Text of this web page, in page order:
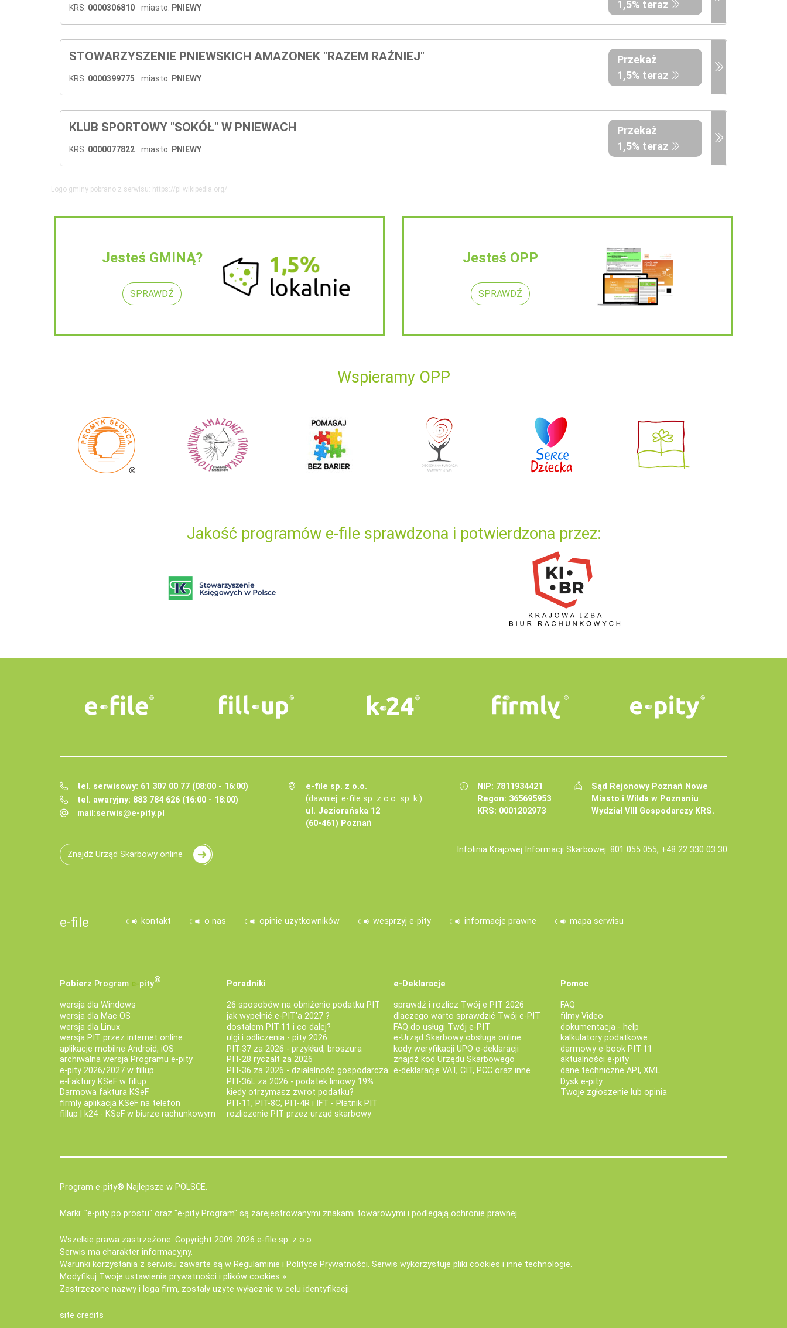
KRS: 0000306810 miasto: PNIEWY
1,5% teraz
STOWARZYSZENIE PNIEWSKICH AMAZONEK "RAZEM RAŹNIEJ"
KRS: 0000399775 miasto: PNIEWY
Przekaż
1,5% teraz
KLUB SPORTOWY "SOKÓŁ" W PNIEWACH
KRS: 0000077822 miasto: PNIEWY
Przekaż
1,5% teraz
Logo gminy pobrano z serwisu: https://pl.wikipedia.org/
Jesteś GMINĄ?
SPRAWDŹ
Jesteś OPP
SPRAWDŹ
Wspieramy OPP
Jakość programów e-file sprawdzona i potwierdzona przez:
tel. serwisowy: 61 307 00 77 (08:00 - 16:00)
tel. awaryjny: 883 784 626 (16:00 - 18:00)
mail:serwis@e-pity.pl
e-file sp. z o.o.
(dawniej: e-file sp. z o.o. sp. k.)
ul. Jeziorańska 12
(60-461) Poznań
NIP: 7811934421
Regon: 365695953
KRS: 0001202973
Sąd Rejonowy Poznań Nowe
Miasto i Wilda w Poznaniu
Wydział VIII Gospodarczy KRS.
Znajdź Urząd Skarbowy online Infolinia Krajowej Informacji Skarbowej: 801 055 055, +48 22 330 03 30
e-file kontakt o nas opinie użytkowników wesprzyj e-pity informacje prawne mapa serwisu
Pobierz Program e‑pity®
wersja dla Windows
wersja dla Mac OS
wersja dla Linux
wersja PIT przez internet online
aplikacje mobilne Android, iOS
archiwalna wersja Programu e-pity
e-pity 2026/2027 w fillup
e‑Faktury KSeF w fillup
Darmowa faktura KSeF
firmly aplikacja KSeF na telefon
fillup | k24 - KSeF w biurze rachunkowym
Poradniki
26 sposobów na obniżenie podatku PIT
jak wypełnić e-PIT'a 2027 ?
dostałem PIT-11 i co dalej?
ulgi i odliczenia - pity 2026
PIT-37 za 2026 - przykład, broszura
PIT-28 ryczałt za 2026
PIT-36 za 2026 - działalność gospodarcza
PIT-36L za 2026 - podatek liniowy 19%
kiedy otrzymasz zwrot podatku?
PIT-11, PIT-8C, PIT-4R i IFT - Płatnik PIT
rozliczenie PIT przez urząd skarbowy
e-Deklaracje
sprawdź i rozlicz Twój e PIT 2026
dlaczego warto sprawdzić Twój e-PIT
FAQ do usługi Twój e-PIT
e-Urząd Skarbowy obsługa online
kody weryfikacji UPO e-deklaracji
znajdź kod Urzędu Skarbowego
e-deklaracje VAT, CIT, PCC oraz inne
Pomoc
FAQ
filmy Video
dokumentacja - help
kalkulatory podatkowe
darmowy e-book PIT-11
aktualności e-pity
dane techniczne API, XML
Dysk e-pity
Twoje zgłoszenie lub opinia
Program e-pity® Najlepsze w POLSCE.
Marki: "e-pity po prostu" oraz "e-pity Program" są zarejestrowanymi znakami towarowymi i podlegają ochronie prawnej.
Wszelkie prawa zastrzeżone. Copyright 2009-2026 e-file sp. z o.o.
Serwis ma charakter informacyjny.
Warunki korzystania z serwisu zawarte są w Regulaminie i Polityce Prywatności. Serwis wykorzystuje pliki cookies i inne technologie.
Modyfikuj Twoje ustawienia prywatności i plików cookies »
Zastrzeżone nazwy i loga firm, zostały użyte wyłącznie w celu identyfikacji.
site credits